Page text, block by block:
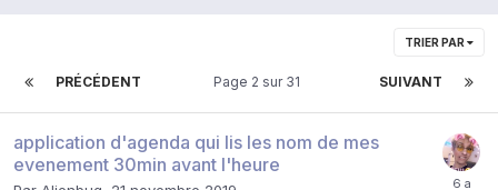
TRIER PAR
PRÉCÉDENT SUIVANT
Page 2 sur 31
application d'agenda qui lis les nom de mes
evenement 30min avant l'heure